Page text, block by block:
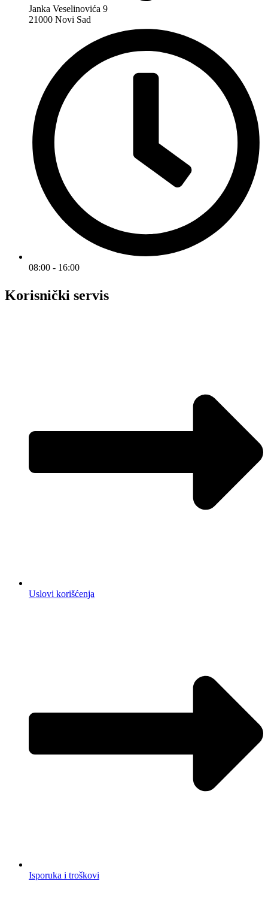
Janka Veselinovića 9
21000 Novi Sad
08:00 - 16:00
Korisnički servis
Uslovi korišćenja
Isporuka i troškovi